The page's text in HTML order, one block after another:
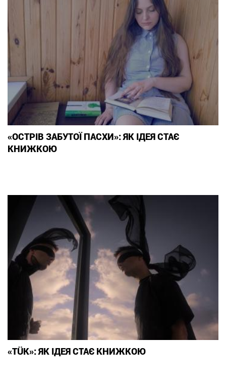
«ОСТРІВ ЗАБУТОЇ ПАСХИ»: ЯК ІДЕЯ СТАЄ
КНИЖКОЮ
«TÜK»: ЯК ІДЕЯ СТАЄ КНИЖКОЮ